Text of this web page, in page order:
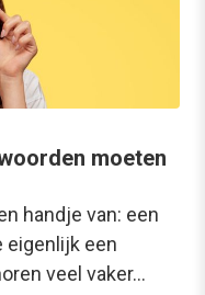
moeten
handje van: een
eigenlijk een
veel vaker…